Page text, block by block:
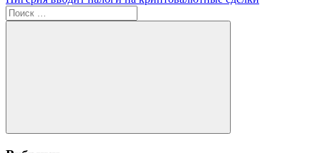
по
записям
запись:
Поиск
для:
Поиск